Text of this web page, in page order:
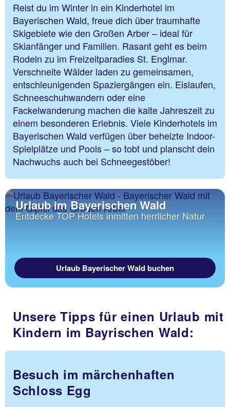
Reist du im Winter in ein Kinderhotel im
Bayerischen Wald, freue dich über traumhafte
Skigebiete wie den Großen Arber – ideal für
Skianfänger und Familien. Rasant geht es beim
Rodeln zu im Freizeitparadies St. Englmar.
Verschneite Wälder laden zu gemeinsamen,
entschleunigenden Spaziergängen ein. Eislaufen,
Schneeschuhwandern oder eine
Fackelwanderung machen die kalte Jahreszeit zu
einem besonderen Erlebnis. Viele Kinderhotels im
Bayerischen Wald verfügen über beheizte Indoor-
Spielplätze und Pools – so tobt und planscht dein
Nachwuchs auch bei Schneegestöber!
Urlaub im Bayerischen Wald
Entdecke TOP Hotels inmitten herrlicher Natur
Urlaub Bayerischer Wald buchen
Unsere Tipps für einen Urlaub mit
Kindern im Bayrischen Wald:
Naturbad & Minigolfanlage
Spiegelau